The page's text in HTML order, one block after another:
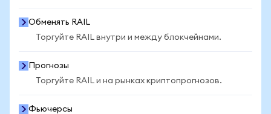
Обменять RAIL
Торгуйте RAIL внутри и между блокчейнами.
Прогнозы
Торгуйте RAIL и на рынках криптопрогнозов.
Фьючерсы